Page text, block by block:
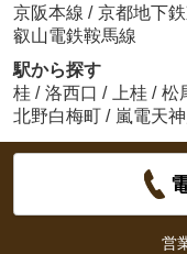
京阪本線 / 京都地下
叡山電鉄鞍馬線
駅から探す
桂 / 洛西口 / 上桂 / 松
北野白梅町 / 嵐電天神
営